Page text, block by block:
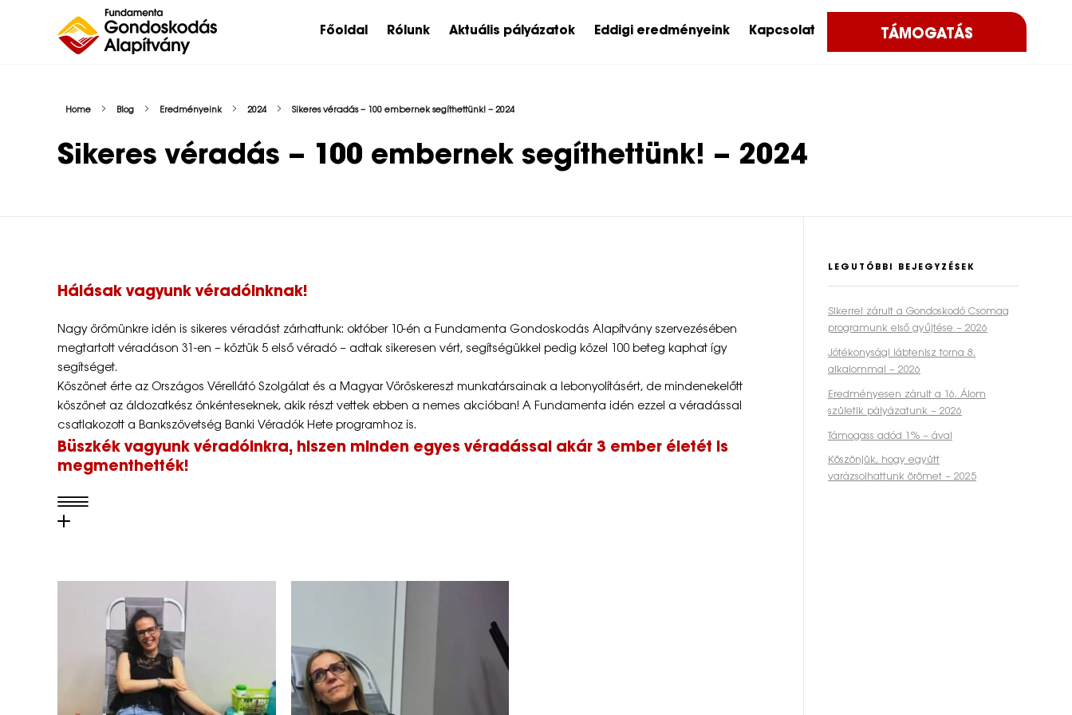
TÁMOGATÁS
Főoldal Rólunk Aktuális pályázatok Eddigi eredményeink Kapcsolat
Home Blog Eredményeink 2024 Sikeres véradás – 100 embernek segíthettünk! – 2024
Sikeres véradás – 100 embernek segíthettünk! – 2024
k
e
r
e
v
r
Hálásak vagyunk véradóinknak!
Nagy örömünkre idén is sikeres véradást zárhattunk: október 10-én a Fundamenta Gondoskodás Alapítvány szervezésében
megtartott véradáson 31-en – köztük 5 első véradó – adtak sikeresen vért, segítségükkel pedig közel 100 beteg kaphat így
segítséget.
Köszönet érte az Országos Vérellátó Szolgálat és a Magyar Vöröskereszt munkatársainak a lebonyolításért, de mindenekelőtt
köszönet az áldozatkész önkénteseknek, akik részt vettek ebben a nemes akcióban! A Fundamenta idén ezzel a véradással
csatlakozott a Bankszövetség Banki Véradók Hete programhoz is.
Büszkék vagyunk véradóinkra, hiszen minden egyes véradással akár 3 ember életét is
megmenthették!
LEGUTÓBBI BEJEGYZÉSEK
Sikerrel zárult a Gondoskodó Csomag
programunk első gyűjtése – 2026
Jótékonysági lábtenisz torna 8.
alkalommal – 2026
Eredményesen zárult a 16. Álom
születik pályázatunk – 2026
Támogass adód 1% – ával
Köszönjük, hogy együtt
varázsolhattunk örömet – 2025